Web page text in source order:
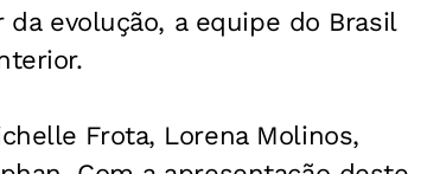
evolução, a equipe do Brasil
Frota, Lorena Molinos,